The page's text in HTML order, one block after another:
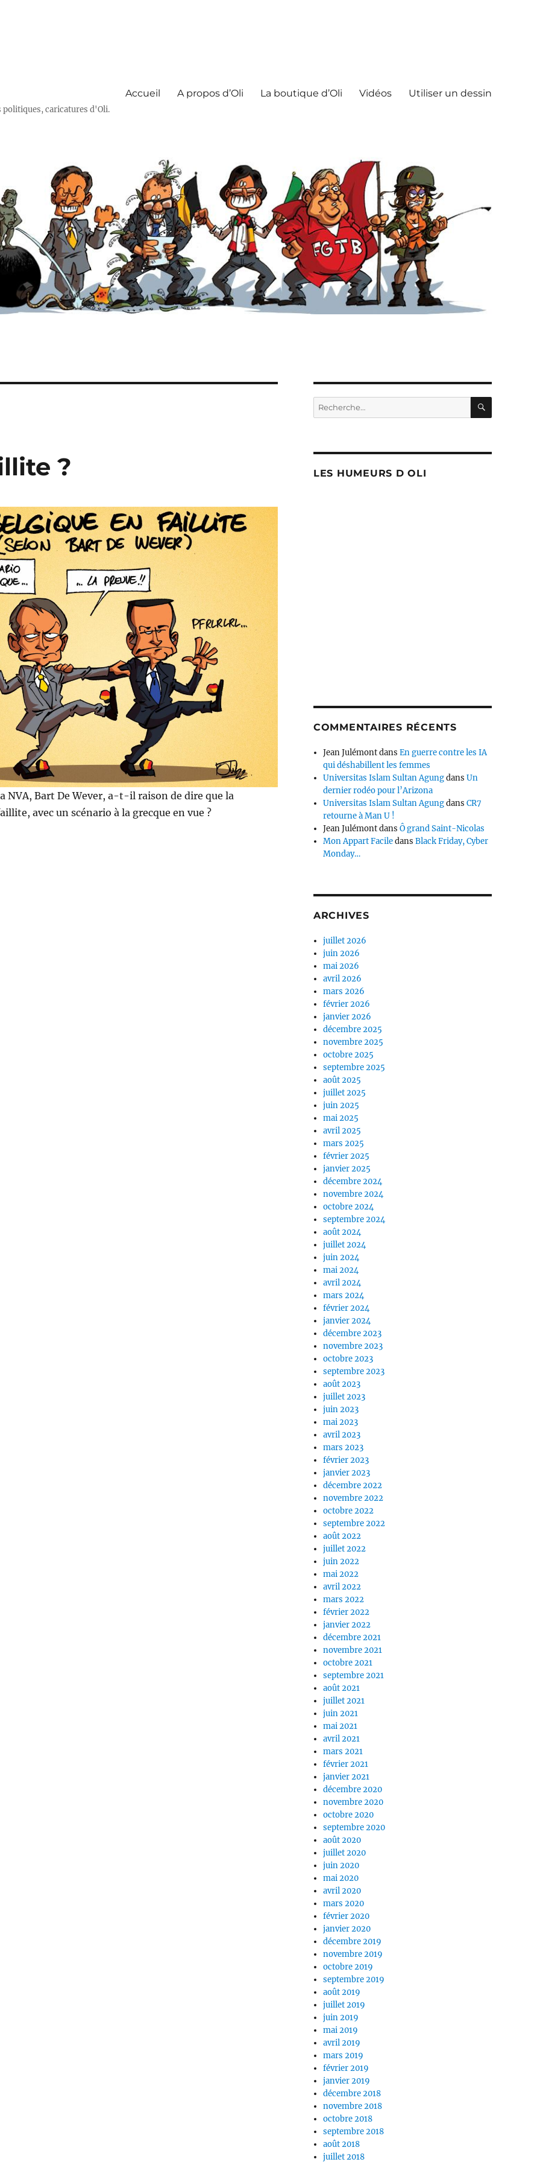
caricatures d'Oli.
Accueil A propos d’Oli La boutique d’Oli Vidéos Utiliser un dessin
?
NVA, Bart De Wever, a-t-il raison de dire que la
avec un scénario à la grecque en vue ?
Recherche
pour :
LES HUMEURS D OLI
COMMENTAIRES RÉCENTS
Jean JulémontdansEn guerre contre les IA
qui déshabillent les femmes
Universitas Islam Sultan AgungdansUn
dernier rodéo pour l’Arizona
Universitas Islam Sultan AgungdansCR7
retourne à Man U !
Jean JulémontdansÔ grand Saint-Nicolas
Mon Appart FaciledansBlack Friday, Cyber
Monday…
ARCHIVES
juillet 2026
juin 2026
mai 2026
avril 2026
mars 2026
février 2026
janvier 2026
décembre 2025
novembre 2025
octobre 2025
septembre 2025
août 2025
juillet 2025
juin 2025
mai 2025
avril 2025
mars 2025
février 2025
janvier 2025
décembre 2024
novembre 2024
octobre 2024
septembre 2024
août 2024
juillet 2024
juin 2024
mai 2024
avril 2024
mars 2024
février 2024
janvier 2024
décembre 2023
novembre 2023
octobre 2023
septembre 2023
août 2023
juillet 2023
juin 2023
mai 2023
avril 2023
mars 2023
février 2023
janvier 2023
décembre 2022
novembre 2022
octobre 2022
septembre 2022
août 2022
juillet 2022
juin 2022
mai 2022
avril 2022
mars 2022
février 2022
janvier 2022
décembre 2021
novembre 2021
octobre 2021
septembre 2021
août 2021
juillet 2021
juin 2021
mai 2021
avril 2021
mars 2021
février 2021
janvier 2021
décembre 2020
novembre 2020
octobre 2020
septembre 2020
août 2020
juillet 2020
juin 2020
mai 2020
avril 2020
mars 2020
février 2020
janvier 2020
décembre 2019
novembre 2019
octobre 2019
septembre 2019
août 2019
juillet 2019
juin 2019
mai 2019
avril 2019
mars 2019
février 2019
janvier 2019
décembre 2018
novembre 2018
octobre 2018
septembre 2018
août 2018
juillet 2018